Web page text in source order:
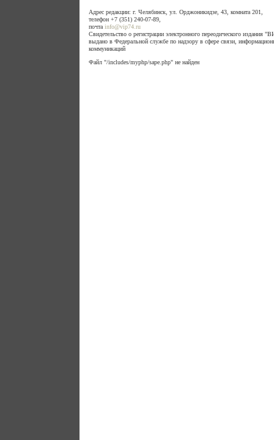
Адрес редакции: г. Челябинск, ул. Орджоникидзе, 43, комната 201,
телефон +7 (351) 240-07-89,
почта info@vip74.ru
Свидетельство о регистрации электронного переодического
выдано в Федеральной службе по надзору в сфере связи,
коммуникаций
Файл "/includes/myphp/sape.php" не найден